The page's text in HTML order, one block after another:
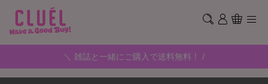
＼ 雑誌と一緒にご購入で送料無料！ /